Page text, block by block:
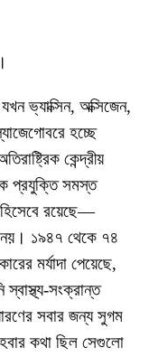
ভ্যাক্সিন, অক্সিজেন,
হচ্ছে
কেন্দ্রীয়
প্রযুক্তি সমস্ত
হিসেবে রয়েছে—
নয়। ১৯৪৭ থেকে ৭৪
মর্যাদা পেয়েছে,
স্বাস্থ্য-সংক্রান্ত
সবার জন্য সুগম
কথা ছিল সেগুলো